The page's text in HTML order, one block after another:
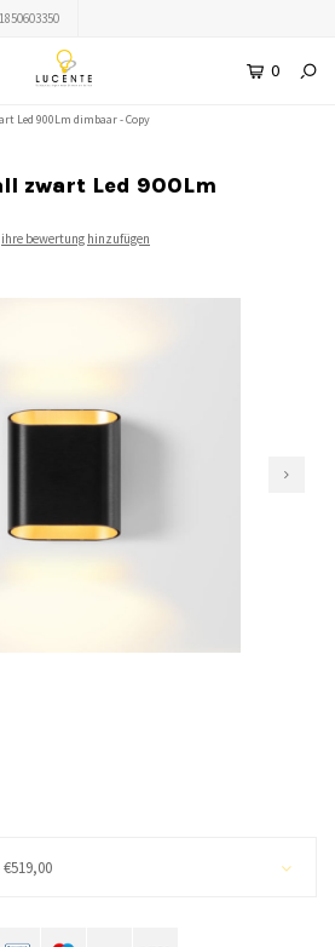
0
Led 900Lm dimbaar - Copy
zwart Led 900Lm
ihre bewertung hinzufügen